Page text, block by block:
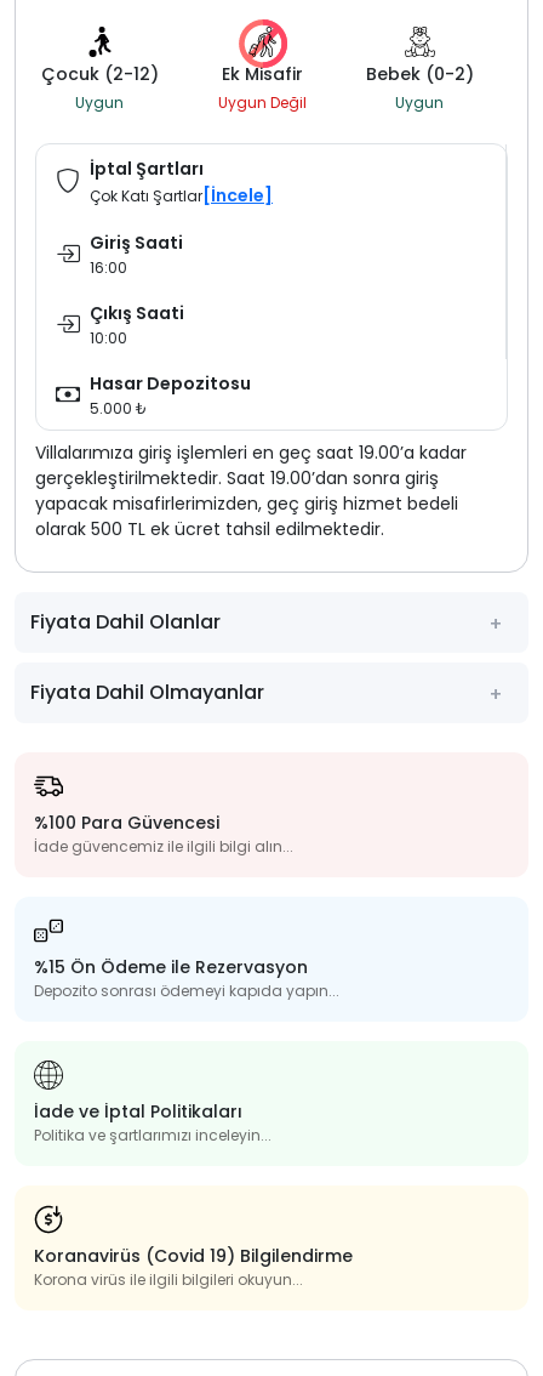
Çocuk (2-12)
Uygun
Ek Misafir
Uygun Değil
Bebek (0-2)
Uygun
İptal Şartları
Çok Katı Şartlar [İncele]
Giriş Saati
16:00
Çıkış Saati
10:00
Hasar Depozitosu
5.000 ₺
Villalarımıza giriş işlemleri en geç saat 19.00’a kadar
gerçekleştirilmektedir. Saat 19.00’dan sonra giriş
yapacak misafirlerimizden, geç giriş hizmet bedeli
olarak 500 TL ek ücret tahsil edilmektedir.
Fiyata Dahil Olanlar
Fiyata Dahil Olmayanlar
%100 Para Güvencesi
İade güvencemiz ile ilgili bilgi alın...
%15 Ön Ödeme ile Rezervasyon
Depozito sonrası ödemeyi kapıda yapın...
İade ve İptal Politikaları
Politika ve şartlarımızı inceleyin...
Koranavirüs (Covid 19) Bilgilendirme
Korona virüs ile ilgili bilgileri okuyun...